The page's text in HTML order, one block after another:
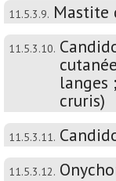
11.5.3.9. Mastite
11.5.3.10.
langes
cruris)
11.5.3.11.
11.5.3.12.